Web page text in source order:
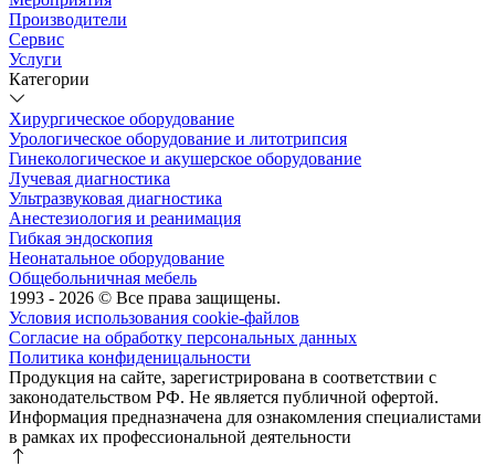
Производители
Сервис
Услуги
Категории
Хирургическое оборудование
Урологическое оборудование и литотрипсия
Гинекологическое и акушерское оборудование
Лучевая диагностика
Ультразвуковая диагностика
Анестезиология и реанимация
Гибкая эндоскопия
Неонатальное оборудование
Общебольничная мебель
1993 - 2026 © Все права защищены.
Условия использования cookie-файлов
Согласие на обработку персональных данных
Политика конфиденицальности
Продукция на сайте, зарегистрирована в соответствии с
законодательством РФ. Не является публичной офертой.
Информация предназначена для ознакомления специалистами
в рамках их профессиональной деятельности